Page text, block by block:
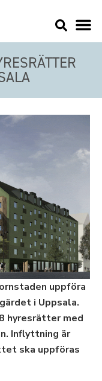
uppföra
i Uppsala.
hyresrätter med
Inflyttning är
ska uppföras